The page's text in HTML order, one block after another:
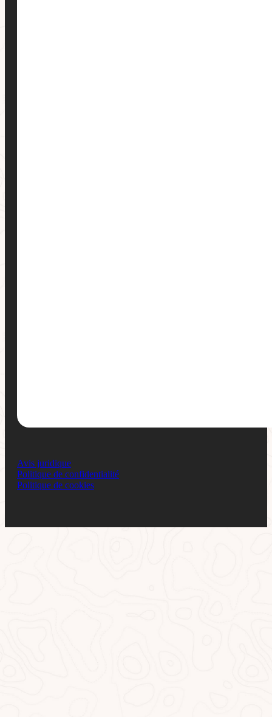
Avis juridique
Politique de confidentialité
Politique de cookies